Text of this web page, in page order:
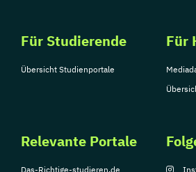
Für Studierende
Übersicht Studienportale
Für
Relevante Portale
Das-Richtige-studieren.de